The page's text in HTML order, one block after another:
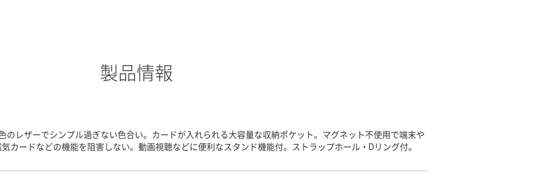
製品情報
のレザーでシンプル過ぎない色合い。カードが入れられる大容量な収納ポケット。マグネット不使用で端末や
気カードなどの機能を阻害しない。動画視聴などに便利なスタンド機能付。ストラップホール・Dリング付。